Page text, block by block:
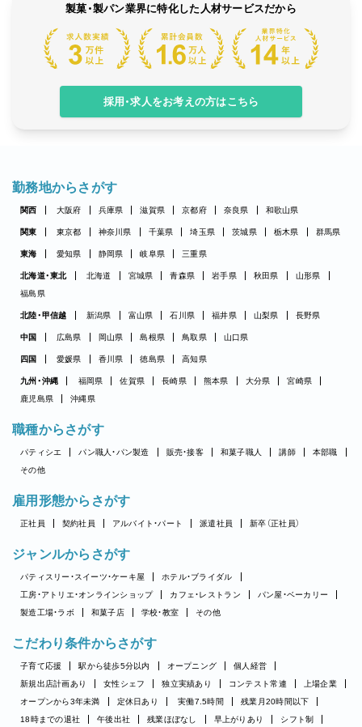
製菓・製パン業界に特化した人材サービスだから
採用・求人をお考えの方はこちら
勤務地からさがす
関西 大阪府 兵庫県 滋賀県 京都府 奈良県 和歌山県
関東 東京都 神奈川県 千葉県 埼玉県 茨城県 栃木県 群馬県
東海 愛知県 静岡県 岐阜県 三重県
北海道・東北 北海道 宮城県 青森県 岩手県 秋田県
山形県
福島県
北陸・甲信越 新潟県 富山県 石川県 福井県 山梨県 長野県
中国 広島県 岡山県 島根県 鳥取県 山口県
四国 愛媛県 香川県 徳島県 高知県
九州・沖縄 福岡県 佐賀県 長崎県 熊本県 大分県
宮崎県
鹿児島県
沖縄県
職種からさがす
パティシエ パン職人・パン製造 販売・接客 和菓子職人 講師
本部職
その他
雇用形態からさがす
正社員 契約社員 アルバイト・パート 派遣社員 新卒（正社員）
ジャンルからさがす
パティスリー・スイーツ・ケーキ屋
ホテル・ブライダル
工房・アトリエ・オンラインショップ
カフェ・レストラン
パン屋・ベーカリー
製造工場・ラボ
和菓子店 学校・教室 その他
こだわり条件からさがす
子育て応援 駅から徒歩5分以内 オープニング
個人経営
新規出店計画あり
女性シェフ 独立実績あり コンテスト常連
上場企業
オープンから3年未満
定休日あり 実働7.5時間
残業月20時間以下
18時までの退社
午後出社 残業ほぼなし 早上がりあり
シフト制